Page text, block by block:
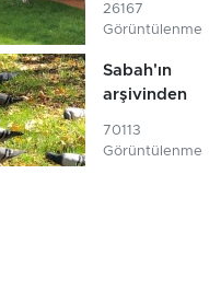
26167
Görüntülenme
Sabah'ın
arşivinden
70113
Görüntülenme